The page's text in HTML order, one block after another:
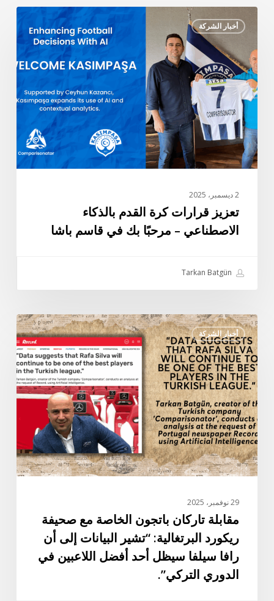
أخبار الشركة
تعزيز
قرارات
القدم
بالذكاء
الاصطناعي
مرحبًا
بك
في
قاسم
2 ديسمبر، 2025
تعزيز قرارات كرة القدم بالذكاء
الاصطناعي – مرحبًا بك في قاسم باشا
أخبار الشركة
مقابلة
تاركان
باتجون
الخاصة
مع
صحيفة
ريكورد
البرتغالية:
“تشير
البيانات
إلى
سيظل
29 نوفمبر، 2025
مقابلة تاركان باتجون الخاصة مع صحيفة
ريكورد البرتغالية: “تشير البيانات إلى أن
رافا سيلفا سيظل أحد أفضل اللاعبين في
الدوري التركي”.